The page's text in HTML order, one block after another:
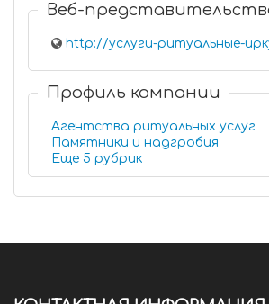
Веб-
http://услуги-ритуальные-
Профиль компании
Агентства ритуальных услуг
Памятники и надгробия
Еще 5 рубрик